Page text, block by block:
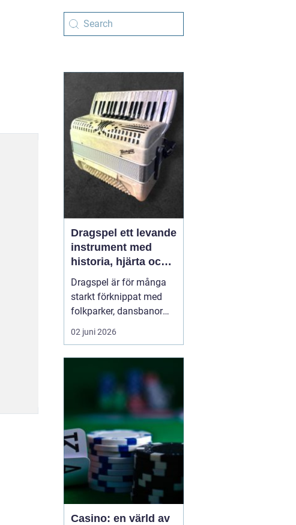
Dragspel ett levande
instrument med
historia, hjärta och
möjligheter
Dragspel är för många
starkt förknippat med
folkparker, dansbanor
och långa
sommarnätter. Men
mer mångsidigt än så. I
används dragspel
allt f...
02 juni 2026
Casino: en värld av